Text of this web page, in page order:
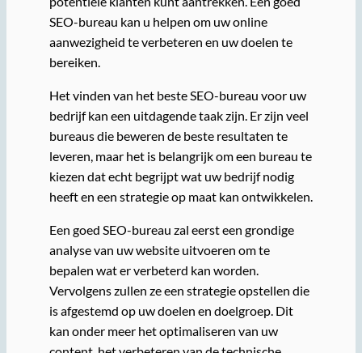
SEO-bureau kan u helpen om uw online
aanwezigheid te verbeteren en uw doelen te
bereiken.
Het vinden van het beste SEO-bureau voor uw
bedrijf kan een uitdagende taak zijn. Er zijn veel
bureaus die beweren de beste resultaten te
leveren, maar het is belangrijk om een bureau te
kiezen dat echt begrijpt wat uw bedrijf nodig
heeft en een strategie op maat kan ontwikkelen.
Een goed SEO-bureau zal eerst een grondige
analyse van uw website uitvoeren om te
bepalen wat er verbeterd kan worden.
Vervolgens zullen ze een strategie opstellen die
is afgestemd op uw doelen en doelgroep. Dit
kan onder meer het optimaliseren van uw